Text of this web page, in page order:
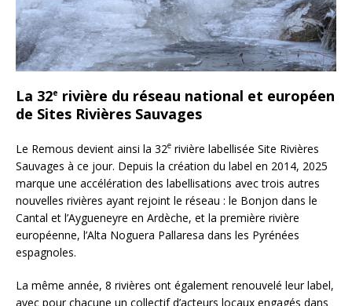
La 32e rivière du réseau national et européen
de Sites Rivières Sauvages
Le Remous devient ainsi la 32e rivière labellisée Site Rivières
Sauvages à ce jour. Depuis la création du label en 2014, 2025
marque une accélération des labellisations avec trois autres
nouvelles rivières ayant rejoint le réseau : le Bonjon dans le
Cantal et l’Aygueneyre en Ardèche, et la première rivière
européenne, l’Alta Noguera Pallaresa dans les Pyrénées
espagnoles.
La même année, 8 rivières ont également renouvelé leur label,
avec pour chacune un collectif d’acteurs locaux engagés dans